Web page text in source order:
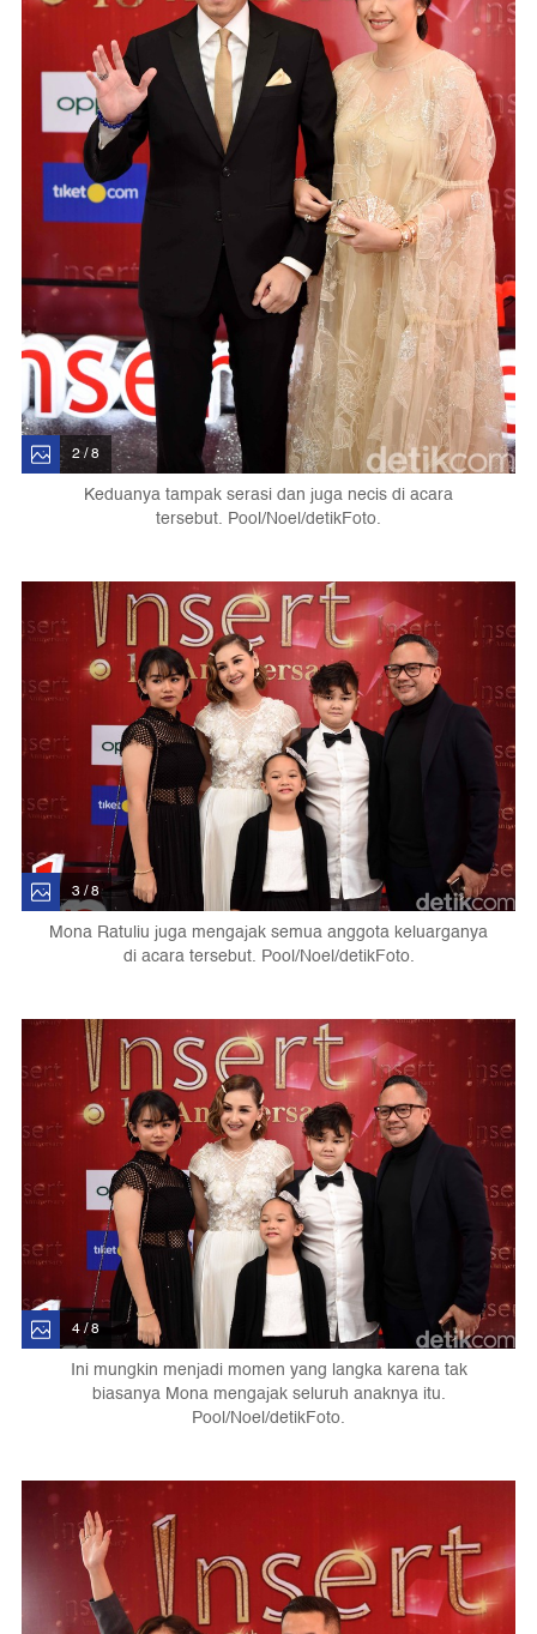
2 / 8
Keduanya tampak serasi dan juga necis di acara
tersebut. Pool/Noel/detikFoto.
3 / 8
Mona Ratuliu juga mengajak semua anggota keluarganya
di acara tersebut. Pool/Noel/detikFoto.
4 / 8
Ini mungkin menjadi momen yang langka karena tak
biasanya Mona mengajak seluruh anaknya itu.
Pool/Noel/detikFoto.